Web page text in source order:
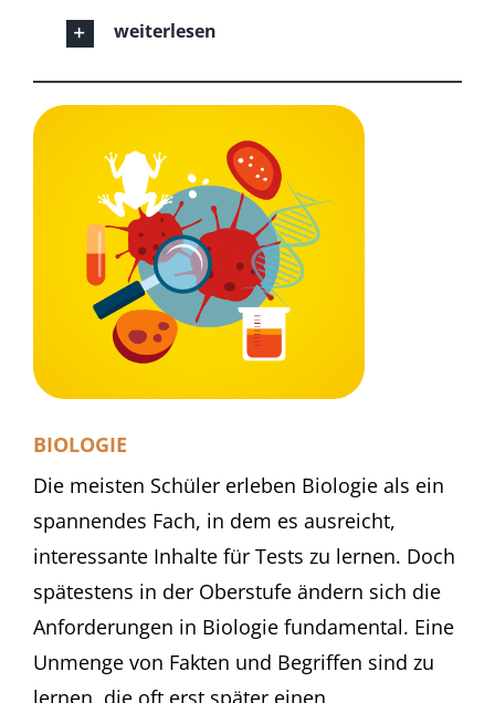
weiterlesen
BIOLOGIE
Die meisten Schüler erleben Biologie als ein
spannendes Fach, in dem es ausreicht,
interessante Inhalte für Tests zu lernen. Doch
spätestens in der Oberstufe ändern sich die
Anforderungen in Biologie fundamental. Eine
Unmenge von Fakten und Begriffen sind zu
lernen, die oft erst später einen